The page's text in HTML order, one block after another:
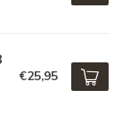
€25,95